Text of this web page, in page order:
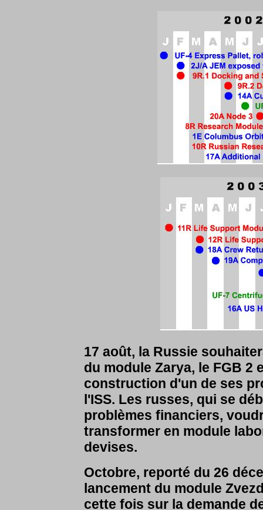
17 août, la Russie
du module Zarya, le FGB 2
construction d'un de ses
l'ISS. Les russes, qui se
problèmes financiers,
transformer en module
devises.
Octobre, reporté du 26
lancement du module
cette fois sur la demande